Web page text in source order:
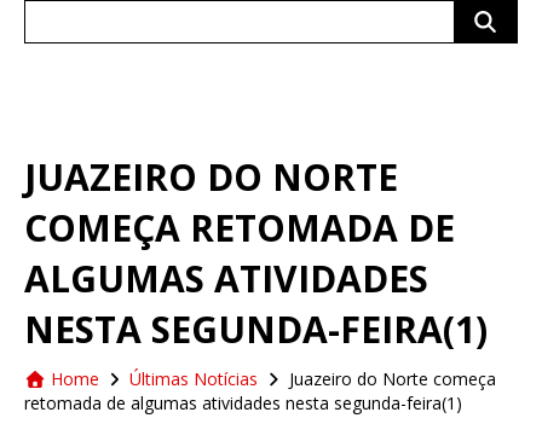
JUAZEIRO DO NORTE
COMEÇA RETOMADA DE
ALGUMAS ATIVIDADES
NESTA SEGUNDA-FEIRA(1)
Home Últimas Notícias
Juazeiro do Norte começa
retomada de algumas atividades nesta segunda-feira(1)